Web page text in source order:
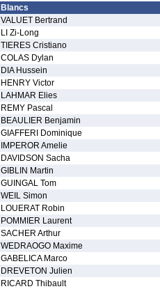
Blancs
VALUET Bertrand
LI Zi-Long
TIERES Cristiano
COLAS Dylan
DIA Hussein
HENRY Victor
LAHMAR Elies
REMY Pascal
BEAULIER Benjamin
GIAFFERI Dominique
IMPEROR Amelie
DAVIDSON Sacha
GIBLIN Martin
GUINGAL Tom
WEIL Simon
LOUERAT Robin
POMMIER Laurent
SACHER Arthur
WEDRAOGO Maxime
GABELICA Marco
DREVETON Julien
RICARD Thibault